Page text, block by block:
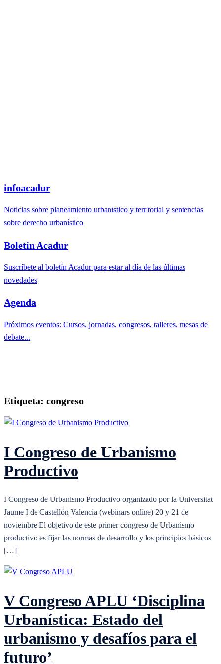
infoacadur
Noticias sobre planeamiento urbanístico y territorial y sentencias
sobre derecho urbanístico
Boletín Acadur
Suscríbete al boletín Acadur para estar al día de las últimas
novedades
Agenda
Próximos eventos: Cursos, jornadas, congresos, talleres, mesas de
debate...
Etiqueta: congreso
I Congreso de Urbanismo
Productivo
I Congreso de Urbanismo Productivo organizado por la Universitat
Jaume I de Castellón Valencia (webinars online) 20 y 21 de
noviembre El objetivo de este primer congreso de Urbanismo
productivo es fijar las normas de desarrollo y los principios básicos
[…]
V Congreso APLU ‘Disciplina
Urbanística: Estado del
urbanismo y desafíos para el
futuro’